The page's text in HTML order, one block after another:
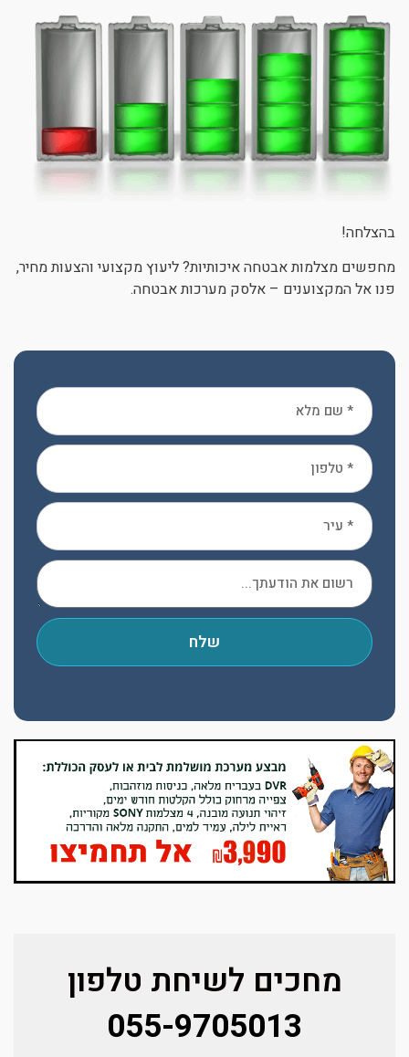
בהצלחה!
מחפשים מצלמות אבטחה איכותיות? ליעוץ מקצועי והצעות מחיר,
פנו אל המקצוענים – אלסק מערכות אבטחה.
שלח
מחכים לשיחת טלפון
055-9705013